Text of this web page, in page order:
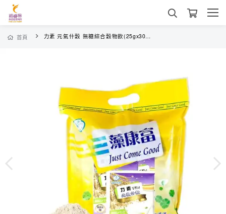
首頁 力素 元氣什穀 無糖綜合穀物飲(25gx30入) 全素可